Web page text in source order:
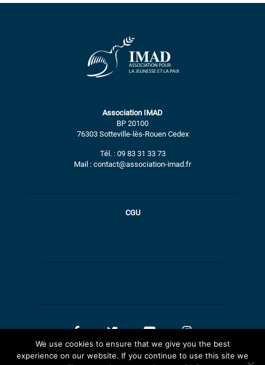
Association IMAD
BP 20100
76303 Sotteville-lès-Rouen Cedex
Tél. : 09 83 31 33 73
Mail : contact@association-imad.fr
CGU
We use cookies to ensure that we give you the best
experience on our website. If you continue to use this site we